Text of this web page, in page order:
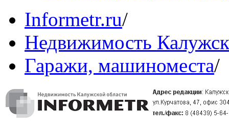
Informetr.ru/
Недвижимость
Гаражи, машиноместа/